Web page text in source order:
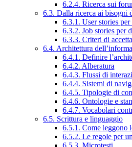
6.2.4. Ricerca sui
6.3. Dalla ricerca ai bisogni
6.3.1. User stories
6.3.2. Job stories per
6.3.3. Criteri di
6.4. Architettura
6.4.1. Definire
6.4.2. Alberatura
6.4.3. Flussi di
6.4.4. Sistemi di
6.4.5. Tipologie di
6.4.6. Ontologie e
6.4.7. Vocabolari
6.5. Scrittura e linguaggio
6.5.1. Come leggono
6.5.2. Le regole per
6.5.3. Microtesti